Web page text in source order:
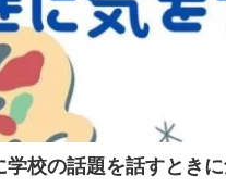
学校の話題を話すとき